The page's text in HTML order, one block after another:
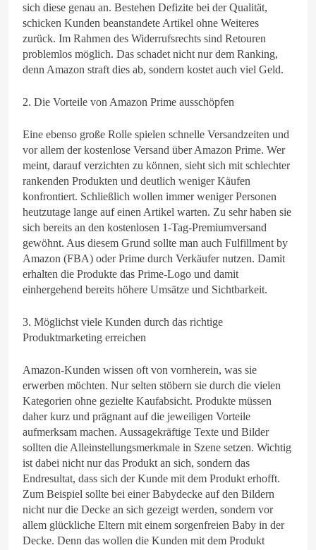
sich diese genau an. Bestehen Defizite bei der Qualität,
schicken Kunden beanstandete Artikel ohne Weiteres
zurück. Im Rahmen des Widerrufsrechts sind Retouren
problemlos möglich. Das schadet nicht nur dem Ranking,
denn Amazon straft dies ab, sondern kostet auch viel Geld.
2. Die Vorteile von Amazon Prime ausschöpfen
Eine ebenso große Rolle spielen schnelle Versandzeiten und
vor allem der kostenlose Versand über Amazon Prime. Wer
meint, darauf verzichten zu können, sieht sich mit schlechter
rankenden Produkten und deutlich weniger Käufen
konfrontiert. Schließlich wollen immer weniger Personen
heutzutage lange auf einen Artikel warten. Zu sehr haben sie
sich bereits an den kostenlosen 1-Tag-Premiumversand
gewöhnt. Aus diesem Grund sollte man auch Fulfillment by
Amazon (FBA) oder Prime durch Verkäufer nutzen. Damit
erhalten die Produkte das Prime-Logo und damit
einhergehend bereits höhere Umsätze und Sichtbarkeit.
3. Möglichst viele Kunden durch das richtige
Produktmarketing erreichen
Amazon-Kunden wissen oft von vornherein, was sie
erwerben möchten. Nur selten stöbern sie durch die vielen
Kategorien ohne gezielte Kaufabsicht. Produkte müssen
daher kurz und prägnant auf die jeweiligen Vorteile
aufmerksam machen. Aussagekräftige Texte und Bilder
sollten die Alleinstellungsmerkmale in Szene setzen. Wichtig
ist dabei nicht nur das Produkt an sich, sondern das
Endresultat, dass sich der Kunde mit dem Produkt erhofft.
Zum Beispiel sollte bei einer Babydecke auf den Bildern
nicht nur die Decke an sich gezeigt werden, sondern vor
allem glückliche Eltern mit einem sorgenfreien Baby in der
Decke. Denn das wollen die Kunden mit dem Produkt